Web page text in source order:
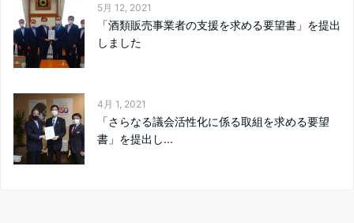
5月 12, 2021
「酒類販売事業者の支援を求める要望書」を提出
しました
4月 1, 2021
「さらなる議会活性化に係る取組を求める要望
書」を提出し...